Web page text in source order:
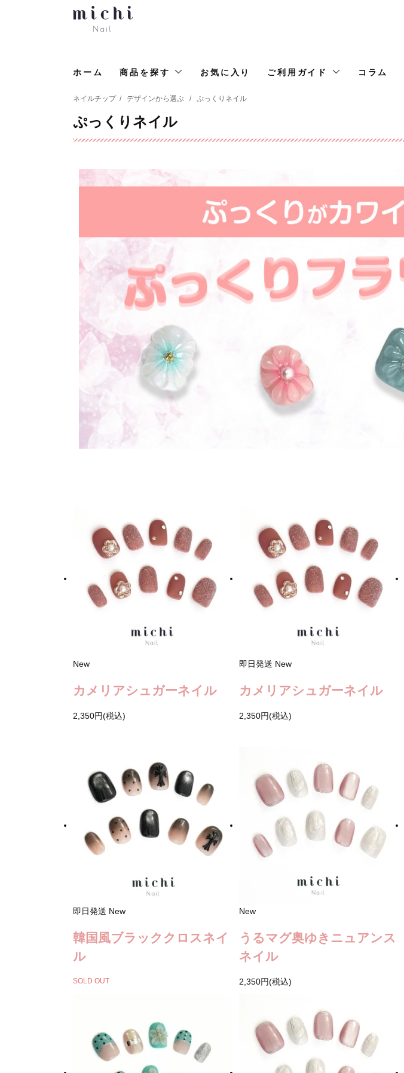
ホーム 商品を探す お気に入り ご利用ガイド コラム
ネイルチップ / デザインから選ぶ / ぷっくりネイル
ぷっくりネイル
New
カメリアシュガーネイル
2,350円(税込)
即日発送 New
カメリアシュガーネイル
2,350円(税込)
即日発送 New
韓国風ブラッククロスネイ
ル
SOLD OUT
New
うるマグ奥ゆきニュアンス
ネイル
2,350円(税込)